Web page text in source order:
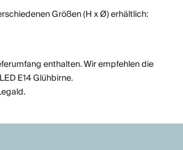
Größen (H x Ø) erhältlich:
enthalten. Wir empfehlen die
E14 Glühbirne.